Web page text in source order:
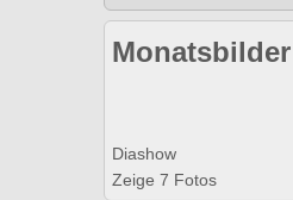
Monatsbilder
Diashow
Zeige 7 Fotos